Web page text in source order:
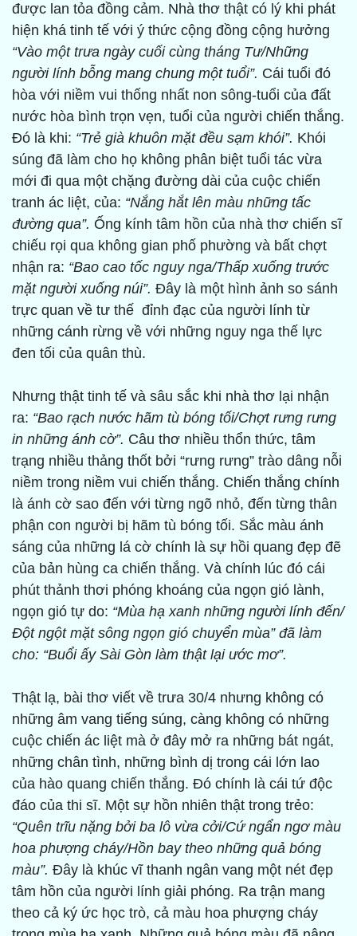
được lan tỏa đồng cảm. Nhà thơ thật có lý khi phát
hiện khá tinh tế với ý thức cộng đồng cộng hưởng
“Vào một trưa ngày cuối cùng tháng Tư/Những
người lính bỗng mang chung một tuổi”. Cái tuổi đó
hòa với niềm vui thống nhất non sông-tuổi của đất
nước hòa bình trọn vẹn, tuổi của người chiến thắng.
Đó là khi: “Trẻ già khuôn mặt đều sạm khói”. Khói
súng đã làm cho họ không phân biệt tuổi tác vừa
mới đi qua một chặng đường dài của cuộc chiến
tranh ác liệt, của: “Nắng hắt lên màu những tấc
đường qua”. Ống kính tâm hồn của nhà thơ chiến sĩ
chiếu rọi qua không gian phố phường và bất chợt
nhận ra: “Bao cao tốc nguy nga/Thấp xuống trước
mặt người xuống núi”. Đây là một hình ảnh so sánh
trực quan về tư thế đỉnh đạc của người lính từ
những cánh rừng về với những nguy nga thế lực
đen tối của quân thù.
Nhưng thật tinh tế và sâu sắc khi nhà thơ lại nhận
ra: “Bao rạch nước hãm tù bóng tối/Chợt rưng rưng
in những ánh cờ”. Câu thơ nhiều thổn thức, tâm
trạng nhiều thảng thốt bởi “rưng rưng” trào dâng nỗi
niềm trong niềm vui chiến thắng. Chiến thắng chính
là ánh cờ sao đến với từng ngõ nhỏ, đến từng thân
phận con người bị hãm tù bóng tối. Sắc màu ánh
sáng của những lá cờ chính là sự hồi quang đẹp đẽ
của bản hùng ca chiến thắng. Và chính lúc đó cái
phút thảnh thơi phóng khoáng của ngọn gió lành,
ngọn gió tự do: “Mùa hạ xanh những người lính đến/
Đột ngột mặt sông ngọn gió chuyển mùa” đã làm
cho: “Buổi ấy Sài Gòn làm thật lại ước mơ”.
Thật lạ, bài thơ viết về trưa 30/4 nhưng không có
những âm vang tiếng súng, càng không có những
cuộc chiến ác liệt mà ở đây mở ra những bát ngát,
những chân tình, những bình dị trong cái lớn lao
của hào quang chiến thắng. Đó chính là cái tứ độc
đáo của thi sĩ. Một sự hồn nhiên thật trong trẻo:
“Quên trĩu nặng bởi ba lô vừa cởi/Cứ ngẩn ngơ màu
hoa phượng cháy/Hồn bay theo những quả bóng
màu”. Đây là khúc vĩ thanh ngân vang một nét đẹp
tâm hồn của người lính giải phóng. Ra trận mang
theo cả ký ức học trò, cả màu hoa phượng cháy